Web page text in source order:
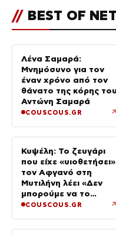
// BEST OF
Λένα Σαμαρά:
Μνημόσυνο για τον
έναν χρόνο από τον
θάνατο της κόρης του
Αντώνη Σαμαρά
COUSCOUS.GR ↗
Κυψέλη: Το ζευγάρι
που είχε «υιοθετήσει»
τον Αφγανό στη
Μυτιλήνη λέει «Δεν
μπορούμε να το
πιστέψουμε»
COUSCOUS.GR ↗